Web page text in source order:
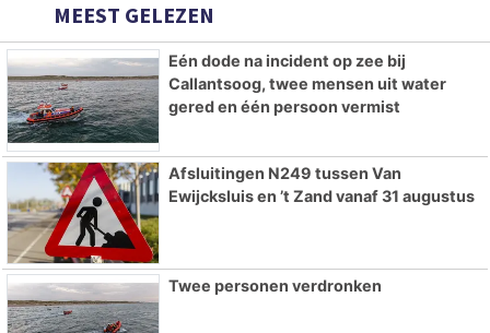
MEEST GELEZEN
Eén dode na incident op zee bij
Callantsoog, twee mensen uit water
gered en één persoon vermist
Afsluitingen N249 tussen Van
Ewijcksluis en ’t Zand vanaf 31 augustus
Twee personen verdronken